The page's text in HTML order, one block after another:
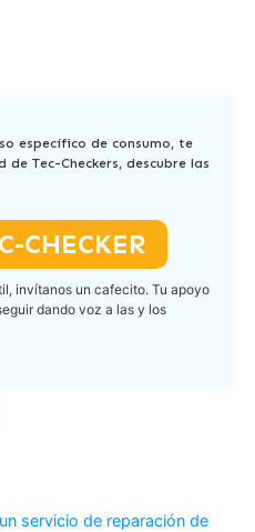
específico de consumo, te
Tec-Checkers, descubre las
CHECKER
invítanos un cafecito. Tu apoyo
dando voz a las y los
servicio de reparación de